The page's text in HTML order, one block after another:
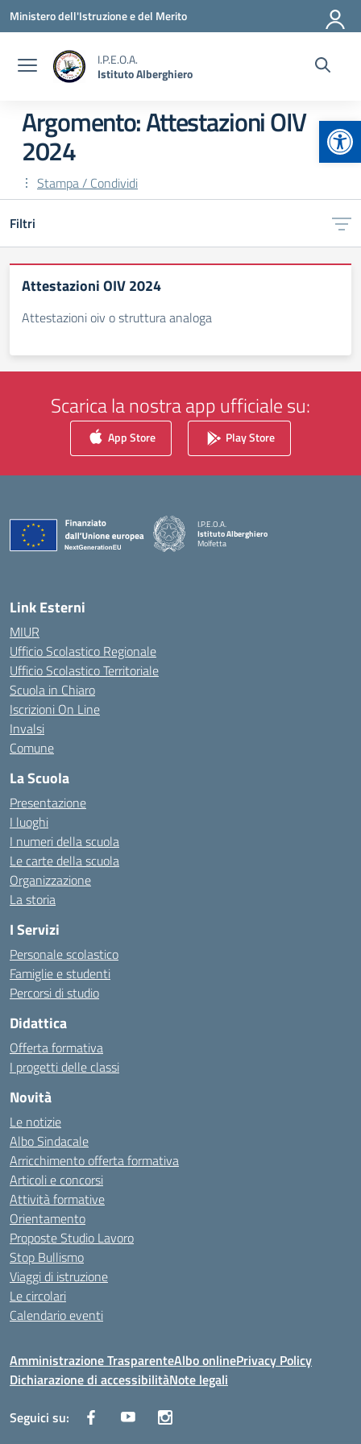
Vai ai contenuti
Vai al menu di navigazione
Vai al footer
Ministero dell'Istruzione e del Merito
I.P.E.O.A.
Istituto Alberghiero
Argomento: Attestazioni OIV
2024
Stampa / Condividi
Filtri
Attestazioni OIV 2024
Attestazioni oiv o struttura analoga
Scarica la nostra app ufficiale su:
App Store Play Store
I.P.E.O.A.
Istituto Alberghiero
Molfetta
Link Esterni
MIUR
Ufficio Scolastico Regionale
Ufficio Scolastico Territoriale
Scuola in Chiaro
Iscrizioni On Line
Invalsi
Comune
La Scuola
Presentazione
I luoghi
I numeri della scuola
Le carte della scuola
Organizzazione
La storia
I Servizi
Personale scolastico
Famiglie e studenti
Percorsi di studio
Didattica
Offerta formativa
I progetti delle classi
Novità
Le notizie
Albo Sindacale
Arricchimento offerta formativa
Articoli e concorsi
Attività formative
Orientamento
Proposte Studio Lavoro
Stop Bullismo
Viaggi di istruzione
Le circolari
Calendario eventi
Amministrazione TrasparenteAlbo onlinePrivacy Policy
Dichiarazione di accessibilitàNote legali
Seguici su: